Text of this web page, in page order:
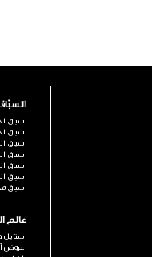
سباق
سباق
سباق
سباق
سباق
سباق
سباق
عالم
ستايل
عروض